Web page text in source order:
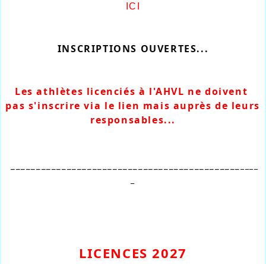
ICI
INSCRIPTIONS OUVERTES...
Les athlètes licenciés à l'AHVL ne doivent
pas s'inscrire via le lien mais auprès de leurs
responsables...
LICENCES 2027